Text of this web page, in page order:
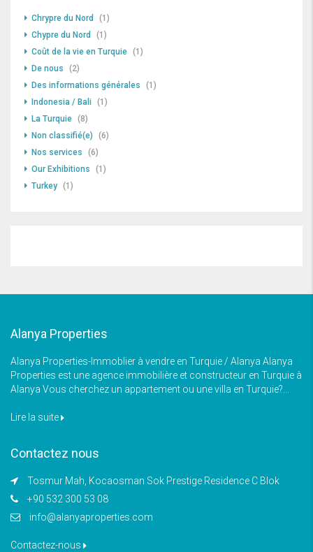
Chrypre du Nord
(1)
Chypre du Nord
(1)
Coût de la vie en Turquie (1)
De nous
(2)
Des informations générales
(1)
Indonesia / Bali
(1)
La Turquie (8)
Non classifié(e)
(6)
Nos services
(6)
Our Exhibitions
(1)
Turkey (1)
Alanya Properties
Alanya Properties-Immoblier à vendre en Turquie / Alanya Alanya
Properties est une agence immobilière et constructeur en Turquie à
Alanya Vous cherchez un appartement ou une villa en Turquie?...
Lire la suite
Contactez nous
Tosmur Mah, Kocaosman Sok Prestige Residence C Blok
+90 532 300 53 08
info@alanyaproperties.com
Contactez-nous